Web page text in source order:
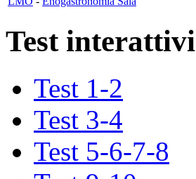
Test interattivi
Test 1-2
Test 3-4
Test 5-6-7-8